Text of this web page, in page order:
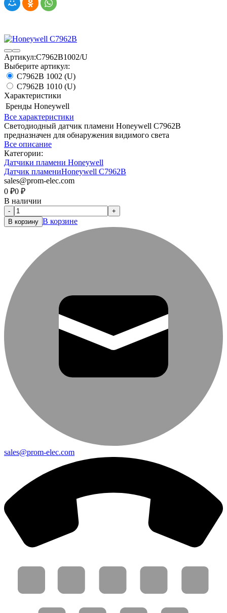
Артикул:C7962B1002/U
Выберите артикул:
C7962B 1002 (U)
C7962B 1010 (U)
Характеристики
Бренды Honeywell
Все характеристики
Светодиодный датчик пламени Honeywell C7962B
предназначен для обнаружения видимого света
Все описание
Категории:
Датчики пламени Honeywell
Датчик пламениHoneywell C7962B
sales@prom-elec.com
0 ₽0 ₽
В наличии
-
+
В корзину В корзине
sales@prom-elec.com